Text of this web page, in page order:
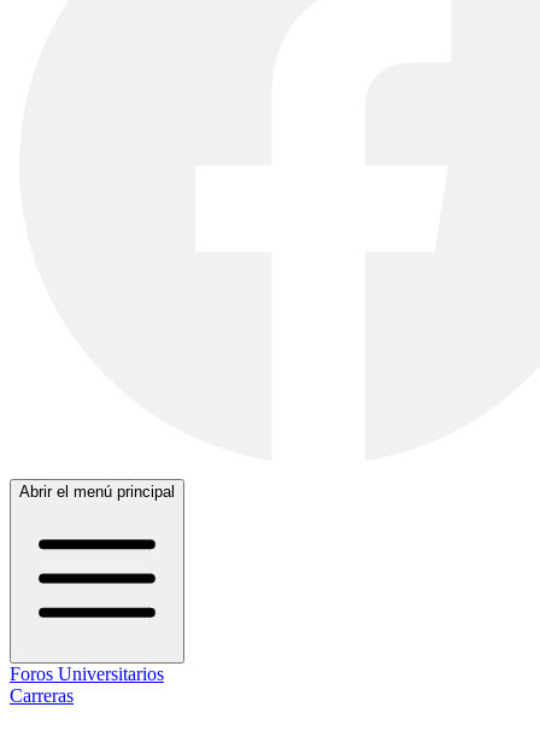
Abrir el menú principal
Foros Universitarios
Carreras